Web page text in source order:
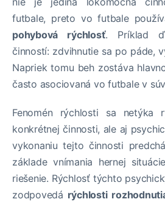
futbale, preto vo futbale
pohybová rýchlosť. Príklad
činností: zdvihnutie sa po páde,
Napriek tomu beh zostáva
často asociovaná vo futbale v
Fenomén rýchlosti sa netýka
konkrétnej činnosti, ale aj
vykonaniu tejto činnosti
základe vnímania hernej
riešenie. Rýchlosť týchto
zodpovedá rýchlosti